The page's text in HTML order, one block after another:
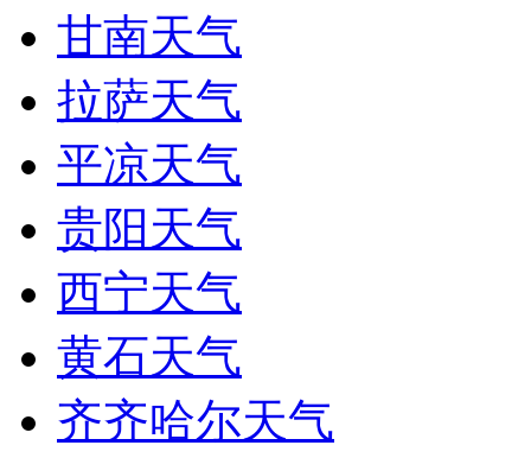
甘南天气
拉萨天气
平凉天气
贵阳天气
西宁天气
黄石天气
齐齐哈尔天气